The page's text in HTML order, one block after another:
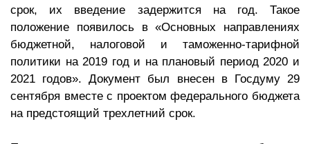
срок, их введение задержится на год. Такое
положение появилось в «Основных направлениях
бюджетной, налоговой и таможенно-тарифной
политики на 2019 год и на плановый период 2020 и
2021 годов». Документ был внесен в Госдуму 29
сентября вместе с проектом федерального бюджета
на предстоящий трехлетний срок.